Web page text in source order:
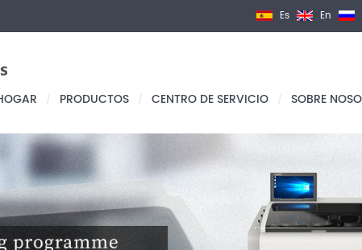
Es En
/ PRODUCTOS / CENTRO DE SERVICIO / SOBRE